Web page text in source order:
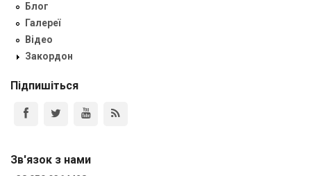
Блог
Галереї
Відео
Закордон
Підпишіться
Зв'язок з нами